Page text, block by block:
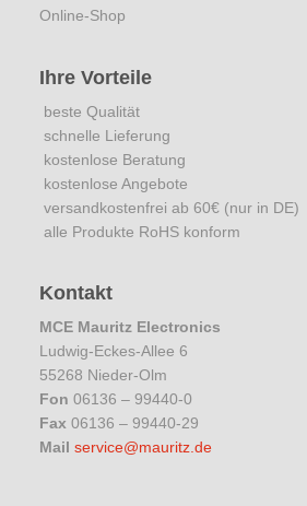
Online-Shop
Ihre Vorteile
beste Qualität
schnelle Lieferung
kostenlose Beratung
kostenlose Angebote
versandkostenfrei ab 60€ (nur in DE)
alle Produkte RoHS konform
Kontakt
MCE Mauritz Electronics
Ludwig-Eckes-Allee 6
55268 Nieder-Olm
Fon 06136 – 99440-0
Fax 06136 – 99440-29
Mail service@mauritz.de